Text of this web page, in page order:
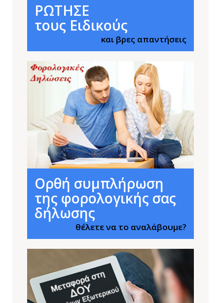
ΡΩΤΗΣΕ
τους Ειδικούς
και βρες απαντήσεις
Ορθή συμπλήρωση
της φορολογικής σας
δήλωσης
θέλετε να το αναλάβουμε?